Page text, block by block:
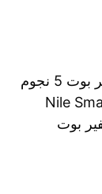
5 نجوم
Nile
بوت